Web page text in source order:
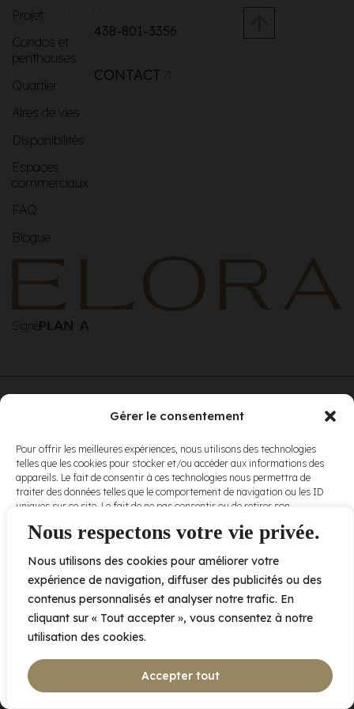
Nous respectons votre vie privée.
Nous utilisons des cookies pour améliorer votre
expérience de navigation, diffuser des publicités ou des
contenus personnalisés et analyser notre trafic. En
cliquant sur « Tout accepter », vous consentez à notre
utilisation des cookies.
Accepter tout
Gérer le consentement
Pour offrir les meilleures expériences, nous utilisons des technologies
telles que les cookies pour stocker et/ou accéder aux informations des
appareils. Le fait de consentir à ces technologies nous permettra de
traiter des données telles que le comportement de navigation ou les ID
uniques sur ce site. Le fait de ne pas consentir ou de retirer son
et fonctions.
Accepter
Refuser
Projet
Condos et
penthouses
Quartier
Aires de vies
Disponibilités
Espaces
commerciaux
FAQ
Blogue
438-801-3356
CONTACT
Signé
conditions
d’utilisationet
nospolitiques
de
confidentialité .
2005 av. de Bois-de-Boulogne, Laval QC H7N 0J7